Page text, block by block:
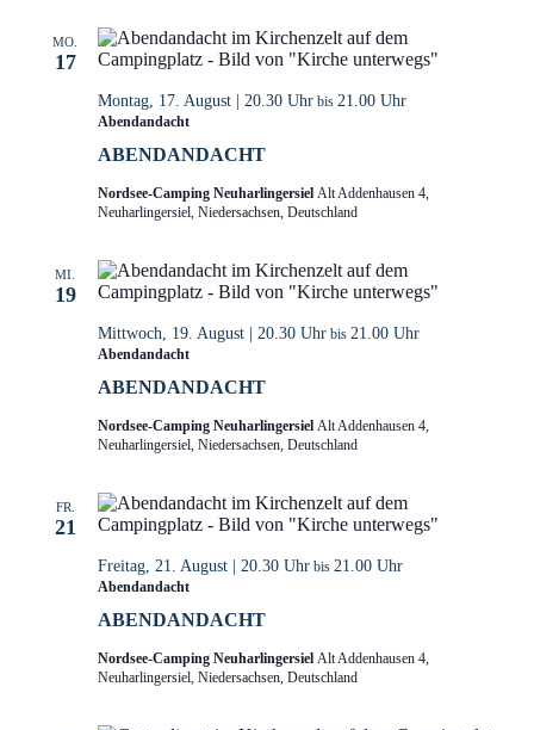
MO.
17
Montag, 17. August | 20.30 Uhrbis 21.00 Uhr
Abendandacht
ABENDANDACHT
Nordsee-Camping Neuharlingersiel Alt Addenhausen 4,
Neuharlingersiel, Niedersachsen, Deutschland
MI.
19
Mittwoch, 19. August | 20.30 Uhrbis 21.00 Uhr
Abendandacht
ABENDANDACHT
Nordsee-Camping Neuharlingersiel Alt Addenhausen 4,
Neuharlingersiel, Niedersachsen, Deutschland
FR.
21
Freitag, 21. August | 20.30 Uhrbis 21.00 Uhr
Abendandacht
ABENDANDACHT
Nordsee-Camping Neuharlingersiel Alt Addenhausen 4,
Neuharlingersiel, Niedersachsen, Deutschland